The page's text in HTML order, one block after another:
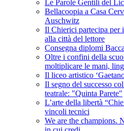
Le Parole Gentili del
Bellacoopia a Casa
Auschwitz
Il Chierici partecipa per
alla città del lettore
Consegna diplomi
Oltre i confini della
moltiplicare le mani,
Il liceo artistico
Il segno del successo
teatrale: "Quinta Parete"
L’arte della libertà
vincoli tecnici
We are the champions.